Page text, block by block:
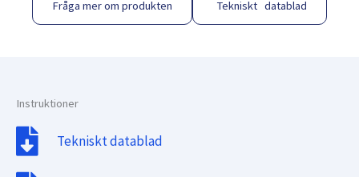
Fråga mer om produkten Tekniskt datablad
Instruktioner
Tekniskt datablad